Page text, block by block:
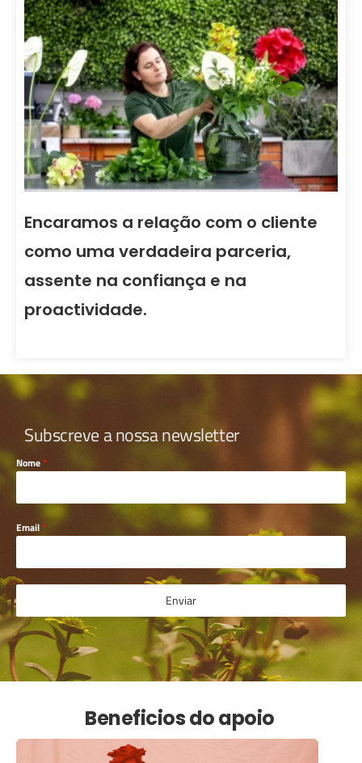
Encaramos a relação com o cliente
como uma verdadeira parceria,
assente na confiança e na
proactividade.
Subscreve a nossa newsletter
Nome*
Email*
Enviar
Beneficios do apoio